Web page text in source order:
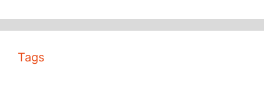
Tags